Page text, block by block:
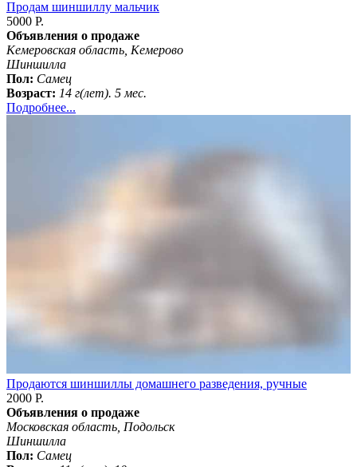
Продам шиншиллу мальчик
5000 Р.
Объявления о продаже
Кемеровская область, Кемерово
Шиншилла
Пол: Самец
Возраст: 14 г(лет). 5 мес.
Подробнее...
Продаются шиншиллы домашнего разведения, ручные
2000 Р.
Объявления о продаже
Московская область, Подольск
Шиншилла
Пол: Самец